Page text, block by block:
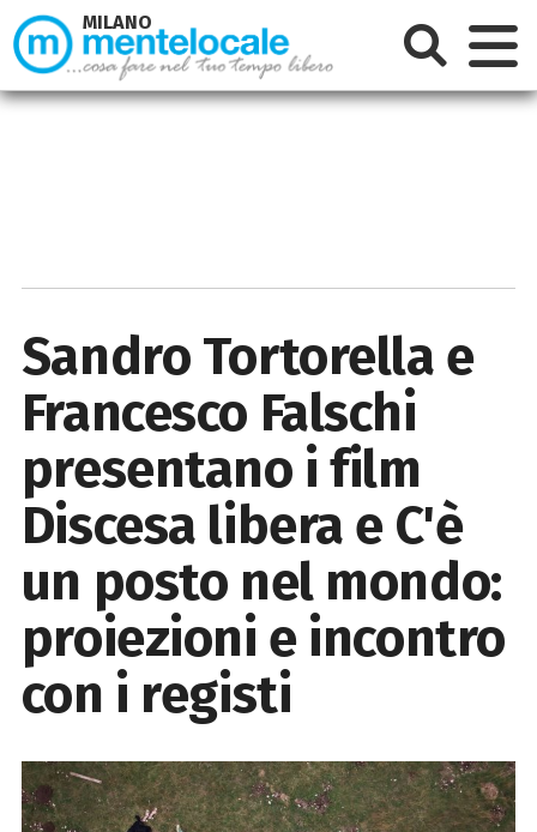
Sandro Tortorella e
Francesco Falschi
presentano i film
Discesa libera e C'è
un posto nel mondo:
proiezioni e incontro
con i registi
MILANO